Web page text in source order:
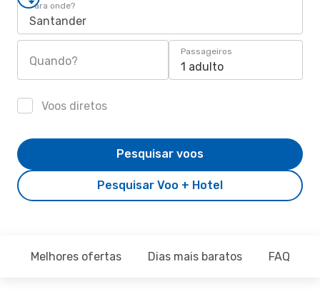
Para onde?
Santander
Quando?
Passageiros
1 adulto
Voos diretos
Pesquisar Voo + Hotel
Pesquisar voos
Melhores ofertas Dias mais baratos FAQ